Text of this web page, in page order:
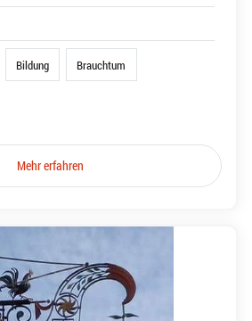
Bildung Brauchtum
Mehr erfahren